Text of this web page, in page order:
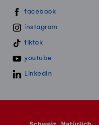
Swissmillk auf Social Media
facebook
instagram
tiktok
youtube
LinkedIn